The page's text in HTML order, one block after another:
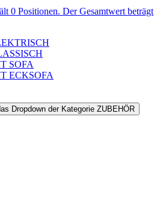
0 Positionen. Der Gesamtwert beträgt
SOFA
ECKSOFA
Dropdown der Kategorie ZUBEHÖR